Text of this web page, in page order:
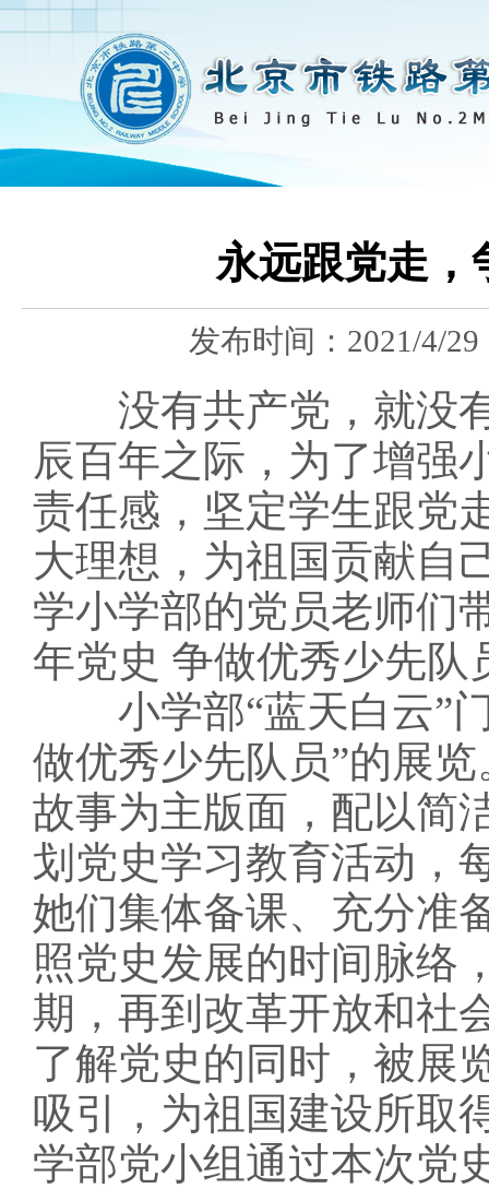
永远跟党走，
发布时间： 2021/4/29
没有共产党，就没
辰百年之际，为了增强
责任感，坚定学生跟党
大理想，为祖国贡献自
学小学部的党员老师们
年党史 争做优秀少先队
小学部“蓝天白云”门
做优秀少先队员”的展
故事为主版面，配以简
划党史学习教育活动，
她们集体备课、充分准
照党史发展的时间脉络
期，再到改革开放和社
了解党史的同时，被展
吸引，为祖国建设所取
学部党小组通过本次党